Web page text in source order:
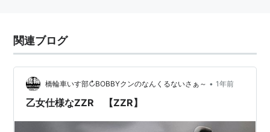
関連ブログ
橋輪車いす部↻BOBBYクンのなんくるないさぁ～ • 1年前
乙女仕様なZZR 【ZZR】